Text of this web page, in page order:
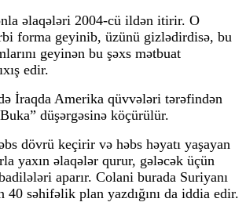
əlaqələri 2004-cü ildən itirir. O
forma geyinib, üzünü gizlədirdisə, bu
geyinən bu şəxs mətbuat
edir.
İraqda Amerika qüvvələri tərəfindən
düşərgəsinə köçürülür.
dövrü keçirir və həbs həyatı yaşayan
yaxın əlaqələr qurur, gələcək üçün
aparır. Colani burada Suriyanı
40 səhifəlik plan yazdığını da iddia edir.